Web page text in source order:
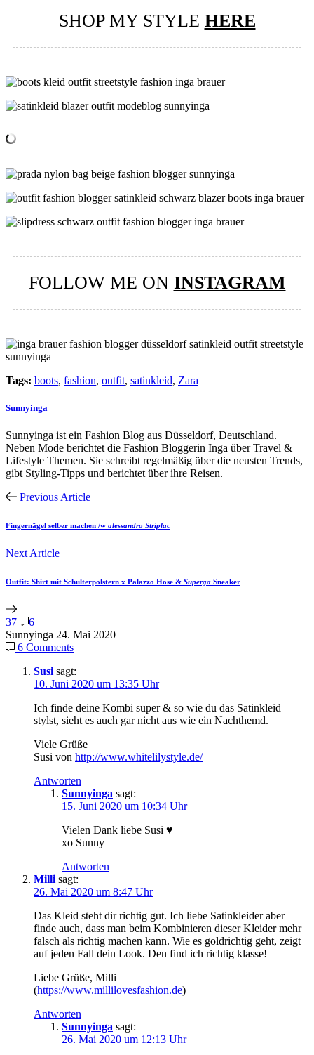
SHOP MY STYLE HERE
FOLLOW ME ON INSTAGRAM
Tags: boots, fashion, outfit, satinkleid, Zara
Sunnyinga
Sunnyinga ist ein Fashion Blog aus Düsseldorf, Deutschland.
Neben Mode berichtet die Fashion Bloggerin Inga über Travel &
Lifestyle Themen. Sie schreibt regelmäßig über die neusten Trends,
gibt Styling-Tipps und berichtet über ihre Reisen.
Previous Article
Fingernägel selber machen /w alessandro Striplac
Next Article
Outfit: Shirt mit Schulterpolstern x Palazzo Hose & Superga Sneaker
37
6
Sunnyinga 24. Mai 2020
6 Comments
Susi sagt:
10. Juni 2020 um 13:35 Uhr
Ich finde deine Kombi super & so wie du das Satinkleid
stylst, sieht es auch gar nicht aus wie ein Nachthemd.
Viele Grüße
Susi von http://www.whitelilystyle.de/
Antworten
Sunnyinga sagt:
15. Juni 2020 um 10:34 Uhr
Vielen Dank liebe Susi ♥
xo Sunny
Antworten
Milli sagt:
26. Mai 2020 um 8:47 Uhr
Das Kleid steht dir richtig gut. Ich liebe Satinkleider aber
finde auch, dass man beim Kombinieren dieser Kleider mehr
falsch als richtig machen kann. Wie es goldrichtig geht, zeigt
auf jeden Fall dein Look. Den find ich richtig klasse!
Liebe Grüße, Milli
(https://www.millilovesfashion.de)
Antworten
Sunnyinga sagt:
26. Mai 2020 um 12:13 Uhr